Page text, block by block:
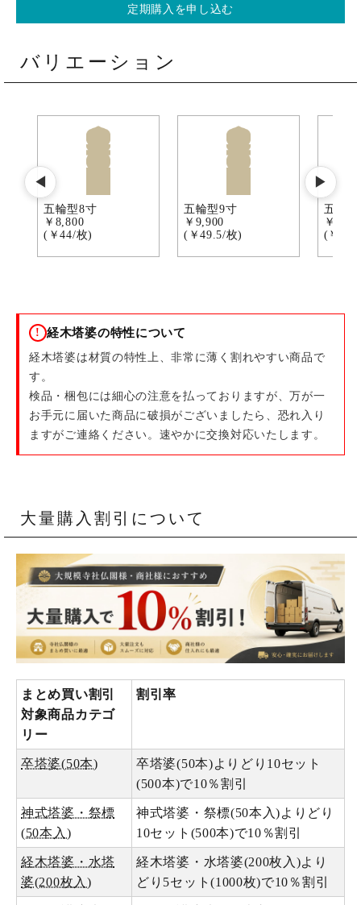
定期購入を申し込む
バリエーション
◀ ▶
五輪型8寸
￥8,800
(￥44/枚)
五輪型9寸
￥9,900
(￥49.5/枚)
五輪
￥
(￥55/
! 経木塔婆の特性について
経木塔婆は材質の特性上、非常に薄く割れやすい商品で
す。
検品・梱包には細心の注意を払っておりますが、万が一
お手元に届いた商品に破損がございましたら、恐れ入り
ますがご連絡ください。速やかに交換対応いたします。
大量購入割引について
まとめ買い割引
対象商品カテゴ
リー
割引率
卒塔婆(50本)
卒塔婆(50本)よりどり10セット
(500本)で10％割引
神式塔婆・祭標
(50本入)
神式塔婆・祭標(50本入)よりどり
10セット(500本)で10％割引
経木塔婆・水塔
婆(200枚入)
経木塔婆・水塔婆(200枚入)より
どり5セット(1000枚)で10％割引